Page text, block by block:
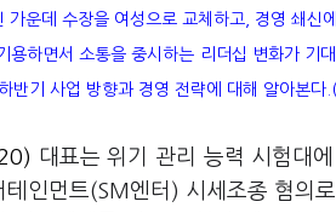
운데 수장을 여성으로 교체하고, 경영 쇄신
하면서 소통을 중시하는 리더십 변화가 기
반기 사업 방향과 경영 전략에 대해 알아본다
대표는 위기 관리 능력 시험대
테인먼트(SM엔터) 시세조종 혐의